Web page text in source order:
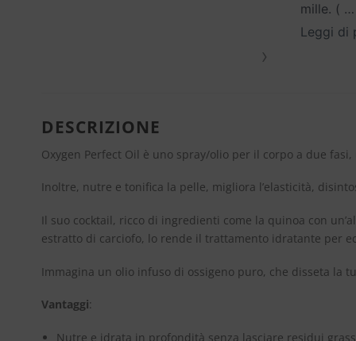
mille. ( …
Leggi di
›
DESCRIZIONE
Oxygen Perfect Oil è uno spray/olio per il corpo a due
Inoltre, nutre e tonifica la pelle, migliora l’elasticità,
Il suo cocktail, ricco di ingredienti come la quinoa con
estratto di carciofo, lo rende il trattamento idratante per
Immagina un olio infuso di ossigeno puro, che disseta la
Vantaggi:
Nutre e idrata in profondità senza lasciare residui